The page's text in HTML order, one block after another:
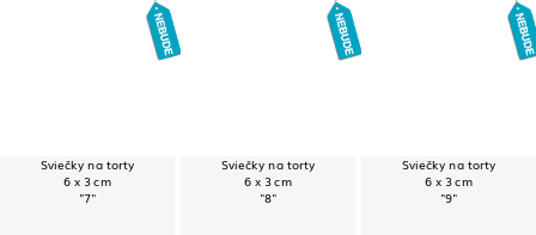
Sviečky na torty
6 x 3 cm
"7"
Sviečky na torty
6 x 3 cm
"8"
Sviečky na torty
6 x 3 cm
"9"